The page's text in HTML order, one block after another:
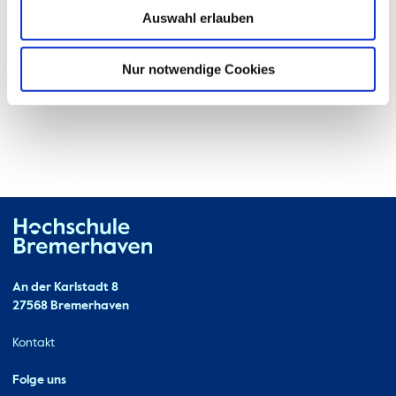
Auswahl erlauben
Nur notwendige Cookies
Kontakt
An der Karlstadt 8
27568 Bremerhaven
Ressourcen
Kontakt
Folge uns